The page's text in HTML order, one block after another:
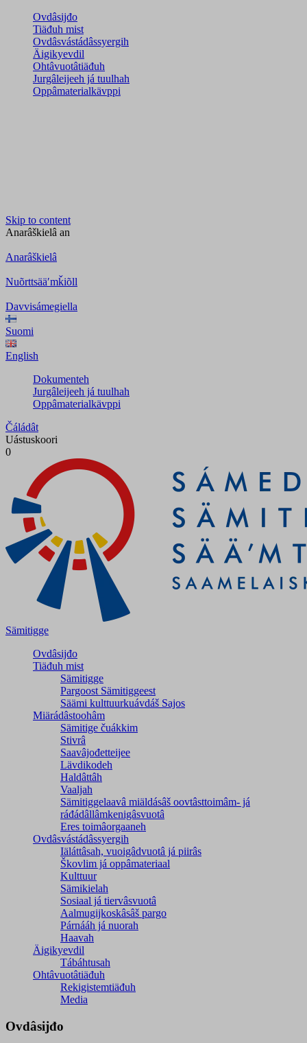
Ovdâsijđo
Tiäđuh mist
Ovdâsvástádâssyergih
Äigikyevdil
Ohtâvuotâtiäđuh
Jurgâleijeeh já tuulhah
Oppâmaterialkävppi
Skip to content
Anarâškielâ an
Anarâškielâ
Nuõrttsääʹmǩiõll
Davvisámegiella
Suomi
English
Dokumenteh
Jurgâleijeeh já tuulhah
Oppâmaterialkävppi
Čáládât
Uástuskoori
0
Sämitigge
Ovdâsijđo
Tiäđuh mist
Sämitigge
Pargoost Sämitiggeest
Säämi kulttuurkuávdáš Sajos
Miärádâstoohâm
Sämitige čuákkim
Stivrâ
Saavâjođetteijee
Lävdikodeh
Haldâttâh
Vaaljah
Sämitiggelaavâ miäldásâš oovtâsttoimâm- já
ráđádâllâmkenigâsvuotâ
Eres toimâorgaaneh
Ovdâsvástádâssyergih
Iäláttâsah, vuoigâdvuotâ já piirâs
Škovlim já oppâmateriaal
Kulttuur
Sämikielah
Sosiaal já tiervâsvuotâ
Aalmugijkoskâsâš pargo
Párnááh já nuorah
Haavah
Äigikyevdil
Tábáhtusah
Ohtâvuotâtiäđuh
Rekigistemtiäđuh
Media
Ovdâsijđo